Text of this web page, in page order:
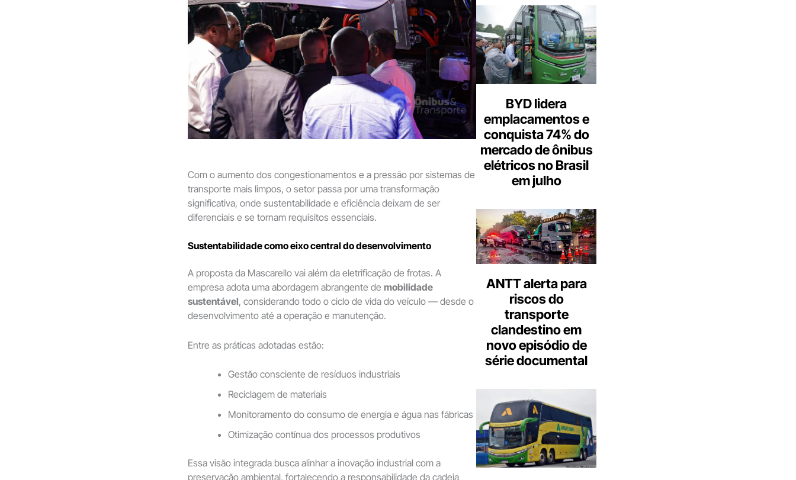
Com o aumento dos congestionamentos e a pressão por sistemas de
transporte mais limpos, o setor passa por uma transformação
significativa, onde sustentabilidade e eficiência deixam de ser
diferenciais e se tornam requisitos essenciais.
Sustentabilidade como eixo central do desenvolvimento
A proposta da Mascarello vai além da eletrificação de frotas. A
empresa adota uma abordagem abrangente de mobilidade
sustentável, considerando todo o ciclo de vida do veículo — desde o
desenvolvimento até a operação e manutenção.
Entre as práticas adotadas estão:
Gestão consciente de resíduos industriais
Reciclagem de materiais
Monitoramento do consumo de energia e água nas fábricas
Otimização contínua dos processos produtivos
Essa visão integrada busca alinhar a inovação industrial com a
preservação ambiental, fortalecendo a responsabilidade da cadeia
BYD lidera
emplacamentos e
conquista 74% do
mercado de ônibus
elétricos no Brasil
em julho
ANTT alerta para
riscos do
transporte
clandestino em
novo episódio de
série documental